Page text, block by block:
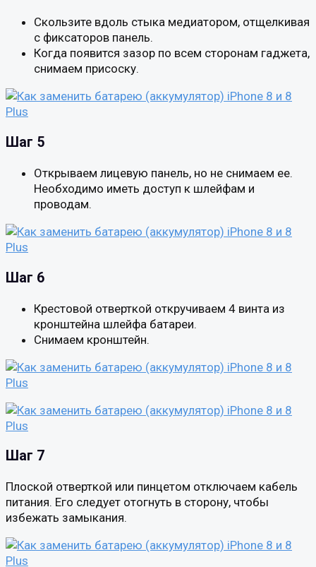
Скользите вдоль стыка медиатором, отщелкивая
с фиксаторов панель.
Когда появится зазор по всем сторонам гаджета,
снимаем присоску.
Шаг 5
Открываем лицевую панель, но не снимаем ее.
Необходимо иметь доступ к шлейфам и
проводам.
Шаг 6
Крестовой отверткой откручиваем 4 винта из
кронштейна шлейфа батареи.
Снимаем кронштейн.
Шаг 7
Плоской отверткой или пинцетом отключаем кабель
питания. Его следует отогнуть в сторону, чтобы
избежать замыкания.